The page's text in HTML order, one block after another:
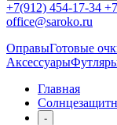
+7(912) 454-17-34
office@saroko.ru
ОправыГотовые
Аксессуары
Главная
-